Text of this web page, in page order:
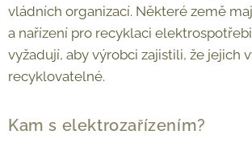
vládních organizací. Některé země
a nařízení pro recyklaci
vyžadují, aby výrobci zajistili, že jejich
recyklovatelné.
Kam s elektrozařízením?